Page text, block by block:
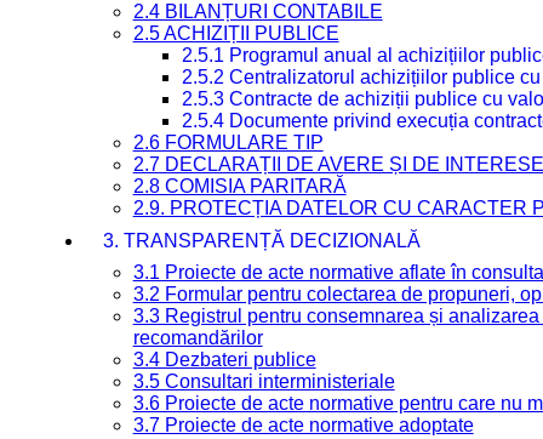
2.4 BILANȚURI CONTABILE
2.5 ACHIZIȚII PUBLICE
2.5.1 Programul anual al achizițiilor
2.5.2 Centralizatorul achizițiilor publice
2.5.3 Contracte de achiziții publice cu
2.5.4 Documente privind execuția
2.6 FORMULARE TIP
2.7 DECLARAȚII DE AVERE ȘI DE INTERESE
2.8 COMISIA PARITARĂ
2.9. PROTECȚIA DATELOR CU CARACTER
3. TRANSPARENȚĂ DECIZIONALĂ
3.1 Proiecte de acte normative aflate în
3.2 Formular pentru colectarea de propuneri,
3.3 Registrul pentru consemnarea și
recomandărilor
3.4 Dezbateri publice
3.5 Consultari interministeriale
3.6 Proiecte de acte normative pentru care nu
3.7 Proiecte de acte normative adoptate